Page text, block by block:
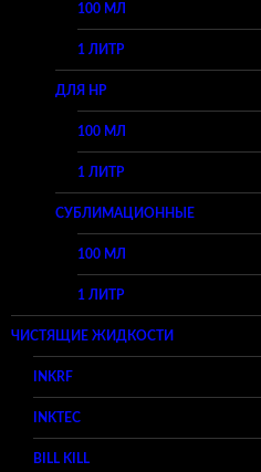
100 МЛ
1 ЛИТР
ДЛЯ HP
100 МЛ
1 ЛИТР
СУБЛИМАЦИОННЫЕ
100 МЛ
1 ЛИТР
ЧИСТЯЩИЕ ЖИДКОСТИ
INKRF
INKTEC
BILL KILL